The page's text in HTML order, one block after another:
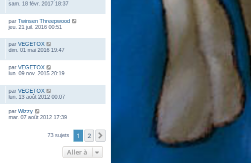
sam. 18 févr. 2017 18:37
par Twinsen Threepwood
jeu. 21 juil. 2016 00:51
par VEGETOX
dim. 01 mai 2016 19:47
par VEGETOX
lun. 09 nov. 2015 20:19
par VEGETOX
lun. 13 août 2012 00:07
par Wizzy
mar. 07 août 2012 17:39
73 sujets 1 2
Aller à